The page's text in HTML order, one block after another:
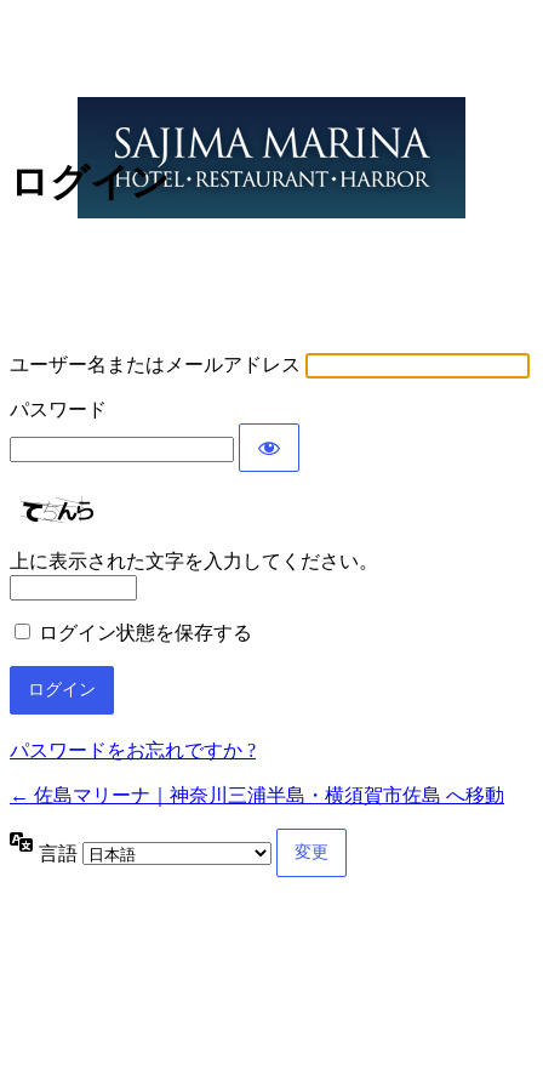
ログイン
ユーザー名またはメールアドレス
パスワード
上に表示された文字を入力してください。
ログイン状態を保存する
パスワードをお忘れですか ?
← 佐島マリーナ｜神奈川三浦半島・横須賀市佐島 へ移動
言語